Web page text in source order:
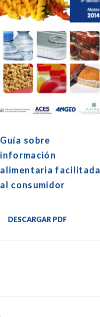
Guía sobre
información
alimentaria facilitada
al consumidor
DESCARGAR PDF